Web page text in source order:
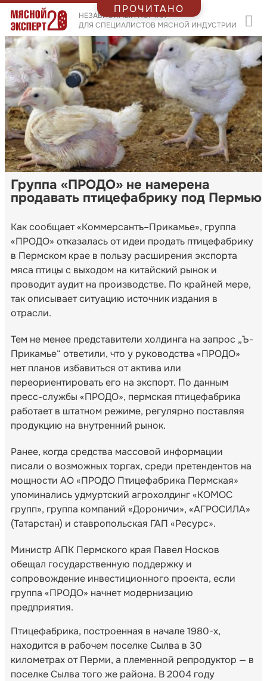
НЕЗАВИСИМЫЙ ПОРТАЛ
ДЛЯ СПЕЦИАЛИСТОВ МЯСНОЙ ИНДУСТРИИ
Группа «ПРОДО» не намерена
продавать птицефабрику под Пермью
Как сообщает «Коммерсантъ–Прикамье», группа
«ПРОДО» отказалась от идеи продать птицефабрику
в Пермском крае в пользу расширения экспорта
мяса птицы с выходом на китайский рынок и
проводит аудит на производстве. По крайней мере,
так описывает ситуацию источник издания в
отрасли.
Тем не менее представители холдинга на запрос „Ъ-
Прикамье“ ответили, что у руководства «ПРОДО»
нет планов избавиться от актива или
переориентировать его на экспорт. По данным
пресс-службы «ПРОДО», пермская птицефабрика
работает в штатном режиме, регулярно поставляя
продукцию на внутренний рынок.
Ранее, когда средства массовой информации
писали о возможных торгах, среди претендентов на
мощности АО «ПРОДО Птицефабрика Пермская»
упоминались удмуртский агрохолдинг «КОМОС
групп», группа компаний «Дороничи», «АГРОСИЛА»
(Татарстан) и ставропольская ГАП «Ресурс».
Министр АПК Пермского края Павел Носков
обещал государственную поддержку и
сопровождение инвестиционного проекта, если
группа «ПРОДО» начнет модернизацию
предприятия.
Птицефабрика, построенная в начале 1980-х,
находится в рабочем поселке Сылва в 30
километрах от Перми, а племенной репродуктор — в
поселке Сылва того же района. В 2004 году
ПРОЧИТАНО